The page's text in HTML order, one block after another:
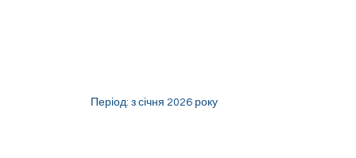
Період: з січня 2026 року